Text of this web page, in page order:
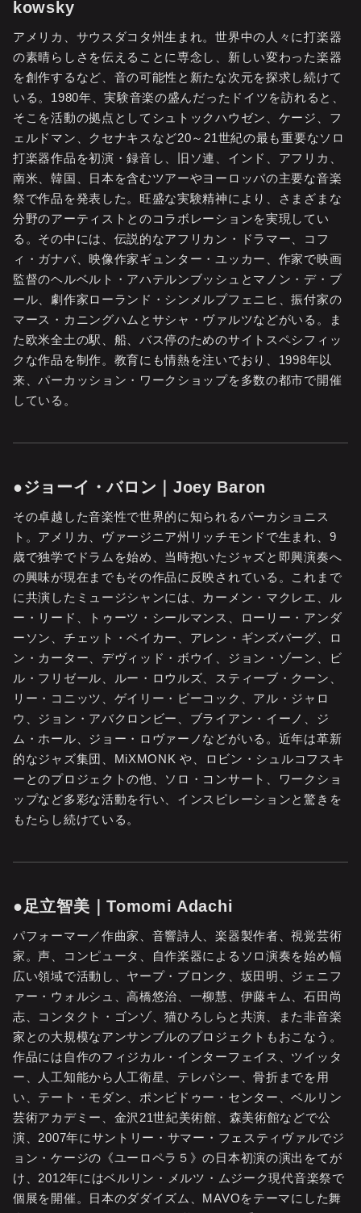
kowsky
アメリカ、サウスダコタ州生まれ。世界中の人々に打楽器
の素晴らしさを伝えることに専念し、新しい変わった楽器
を創作するなど、音の可能性と新たな次元を探求し続けて
いる。1980年、実験音楽の盛んだったドイツを訪れると、
そこを活動の拠点としてシュトックハウゼン、ケージ、フ
ェルドマン、クセナキスなど20～21世紀の最も重要なソロ
打楽器作品を初演・録音し、旧ソ連、インド、アフリカ、
南米、韓国、日本を含むツアーやヨーロッパの主要な音楽
祭で作品を発表した。旺盛な実験精神により、さまざまな
分野のアーティストとのコラボレーションを実現してい
る。その中には、伝説的なアフリカン・ドラマー、コフ
ィ・ガナバ、映像作家ギュンター・ユッカー、作家で映画
監督のヘルベルト・アハテルンブッシュとマノン・デ・ブ
ール、劇作家ローランド・シンメルプフェニヒ、振付家の
マース・カニングハムとサシャ・ヴァルツなどがいる。ま
た欧米全土の駅、船、バス停のためのサイトスペシフィッ
クな作品を制作。教育にも情熱を注いでおり、1998年以
来、パーカッション・ワークショップを多数の都市で開催
している。
●ジョーイ・バロン｜Joey Baron
その卓越した音楽性で世界的に知られるパーカショニス
ト。アメリカ、ヴァージニア州リッチモンドで生まれ、9
歳で独学でドラムを始め、当時抱いたジャズと即興演奏へ
の興味が現在までもその作品に反映されている。これまで
に共演したミュージシャンには、カーメン・マクレエ、ル
ー・リード、トゥーツ・シールマンス、ローリー・アンダ
ーソン、チェット・ベイカー、アレン・ギンズバーグ、ロ
ン・カーター、デヴィッド・ボウイ、ジョン・ゾーン、ビ
ル・フリゼール、ルー・ロウルズ、スティーブ・クーン、
リー・コニッツ、ゲイリー・ピーコック、アル・ジャロ
ウ、ジョン・アバクロンビー、ブライアン・イーノ、ジ
ム・ホール、ジョー・ロヴァーノなどがいる。近年は革新
的なジャズ集団、MiXMONK や、ロビン・シュルコフスキ
ーとのプロジェクトの他、ソロ・コンサート、ワークショ
ップなど多彩な活動を行い、インスピレーションと驚きを
もたらし続けている。
●足立智美｜Tomomi Adachi
パフォーマー／作曲家、音響詩人、楽器製作者、視覚芸術
家。声、コンピュータ、自作楽器によるソロ演奏を始め幅
広い領域で活動し、ヤープ・ブロンク、坂田明、ジェニフ
ァー・ウォルシュ、高橋悠治、一柳慧、伊藤キム、石田尚
志、コンタクト・ゴンゾ、猫ひろしらと共演、また非音楽
家との大規模なアンサンブルのプロジェクトもおこなう。
作品には自作のフィジカル・インターフェイス、ツイッタ
ー、人工知能から人工衛星、テレパシー、骨折までを用
い、テート・モダン、ポンピドゥー・センター、ベルリン
芸術アカデミー、金沢21世紀美術館、森美術館などで公
演、2007年にサントリー・サマー・フェスティヴァルでジ
ョン・ケージの《ユーロペラ５》の日本初演の演出をてが
け、2012年にはベルリン・メルツ・ムジーク現代音楽祭で
個展を開催。日本のダダイズム、MAVOをテーマにした舞